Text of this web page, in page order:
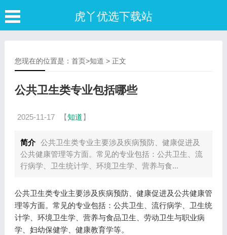
虎丫优选下载站
您现在的位置是： 首页>知道 > 正文
公共卫生类专业包括哪些
2025-11-17 【知道】
简介 公共卫生类专业主要涉及疾病预防、健康促进及
公共健康管理等方面。常见的专业包括：公共卫生、流
行病学、卫生统计学、环境卫生学、营养与食...
公共卫生类专业主要涉及疾病预防、健康促进及公共健康管
理等方面。常见的专业包括：公共卫生、流行病学、卫生统
计学、环境卫生学、营养与食品卫生、劳动卫生与职业病
学、妇幼保健学、健康教育学等。